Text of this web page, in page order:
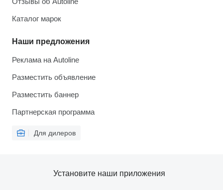
Каталог марок
Наши предложения
Реклама на Autoline
Разместить объявление
Разместить баннер
Партнерская программа
Для дилеров
Установите наши приложения